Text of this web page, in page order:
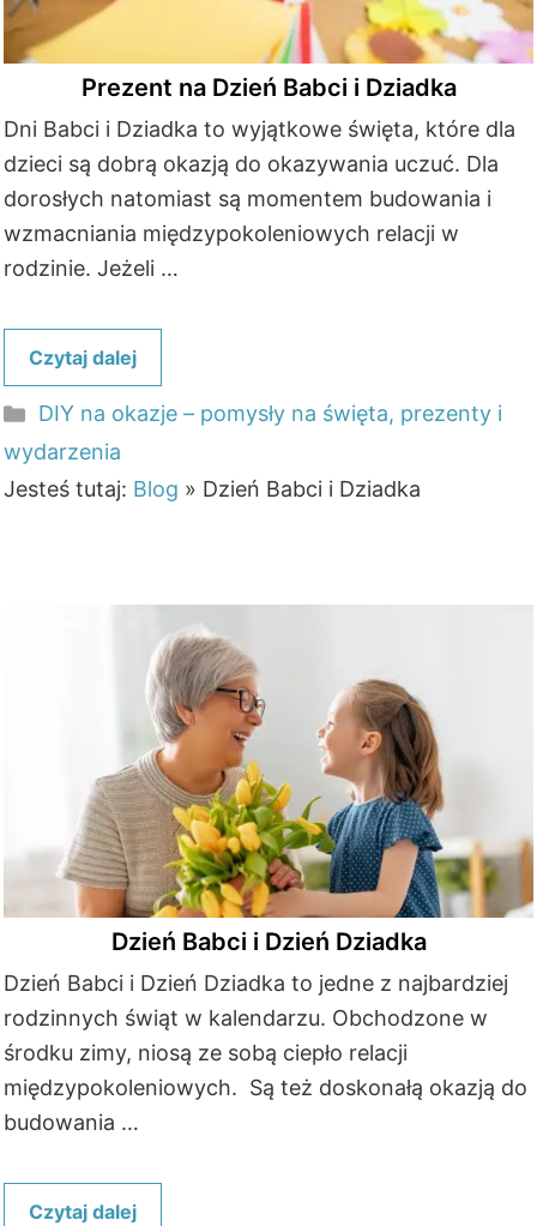
Prezent na Dzień Babci i Dziadka
Dni Babci i Dziadka to wyjątkowe święta, które dla
dzieci są dobrą okazją do okazywania uczuć. Dla
dorosłych natomiast są momentem budowania i
wzmacniania międzypokoleniowych relacji w
rodzinie. Jeżeli …
Czytaj dalej
Kategorie
DIY na okazje – pomysły na święta, prezenty i
wydarzenia
Jesteś tutaj: Blog » Dzień Babci i Dziadka
Dzień Babci i Dzień Dziadka
Dzień Babci i Dzień Dziadka to jedne z najbardziej
rodzinnych świąt w kalendarzu. Obchodzone w
środku zimy, niosą ze sobą ciepło relacji
międzypokoleniowych. Są też doskonałą okazją do
budowania …
Czytaj dalej